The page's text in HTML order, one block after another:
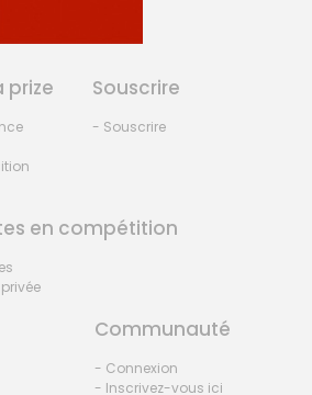
prize Souscrire
- Souscrire
en compétition
Communauté
- Connexion
- Inscrivez-vous ici